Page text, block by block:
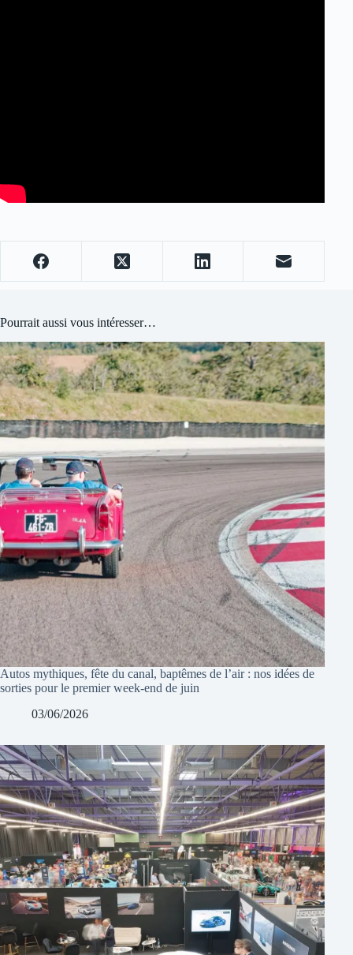
Pourrait aussi vous intéresser…
Autos mythiques, fête du canal, baptêmes de l’air : nos idées de
sorties pour le premier week-end de juin
03/06/2026